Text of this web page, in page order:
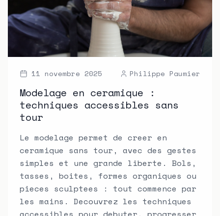
11 novembre 2025 Philippe Paumier
Modelage en ceramique :
techniques accessibles sans
tour
Le modelage permet de creer en
ceramique sans tour, avec des gestes
simples et une grande liberte. Bols,
tasses, boites, formes organiques ou
pieces sculptees : tout commence par
les mains. Decouvrez les techniques